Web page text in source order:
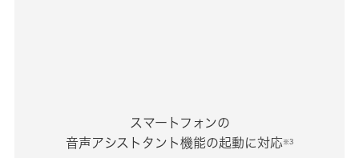
スマートフォンの
音声アシストタント機能の起動に対応※3